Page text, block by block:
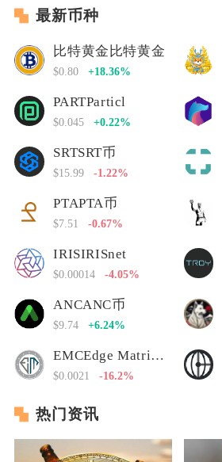
最新币种
比特黄金比特黄金
$0.80 +18.36%
PARTParticl
$0.045 +0.22%
SRTSRT币
$15.99 -1.22%
PTAPTA币
$7.51 -0.67%
IRISIRISnet
$0.00014 -4.05%
ANCANC币
$9.74 +6.24%
EMCEdge Matrix Chain
$0.0021 -16.2%
热门资讯